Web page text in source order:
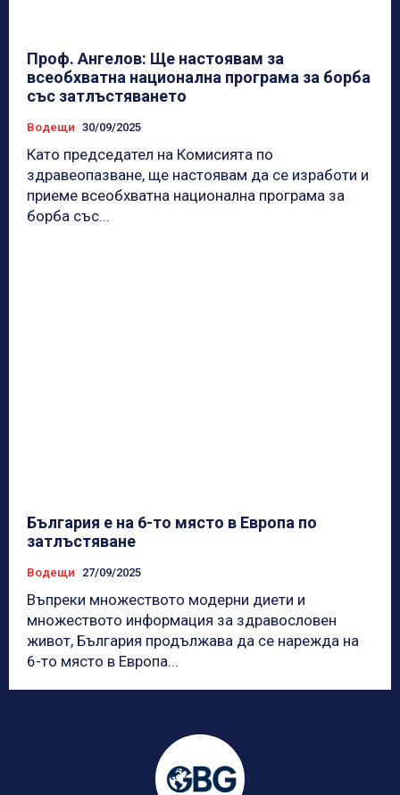
Проф. Ангелов: Ще настоявам за
всеобхватна национална програма за борба
със затлъстяването
Водещи 30/09/2025
Като председател на Комисията по
здравеопазване, ще настоявам да се изработи и
приеме всеобхватна национална програма за
борба със...
България е на 6-то място в Европа по
затлъстяване
Водещи 27/09/2025
Въпреки множеството модерни диети и
множеството информация за здравословен
живот, България продължава да се нарежда на
6-то място в Европа...